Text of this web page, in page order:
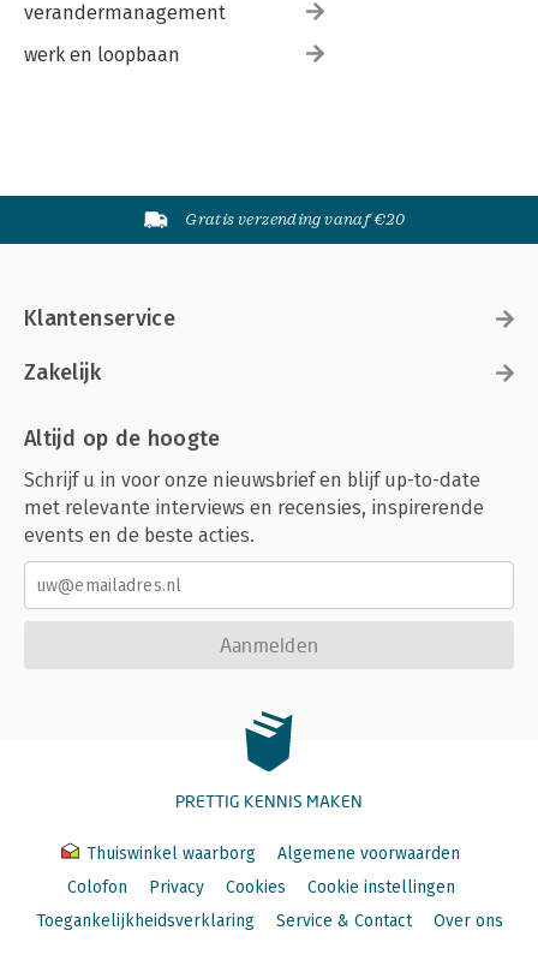
verandermanagement
werk en loopbaan
Gratis verzending vanaf €20
Klantenservice
Zakelijk
Altijd op de hoogte
Schrijf u in voor onze nieuwsbrief en blijf up-to-date
met relevante interviews en recensies, inspirerende
events en de beste acties.
Aanmelden
PRETTIG KENNIS MAKEN
Thuiswinkel waarborg
Algemene voorwaarden
Colofon
Privacy Cookies
Cookie instellingen
Toegankelijkheidsverklaring
Service & Contact Over ons